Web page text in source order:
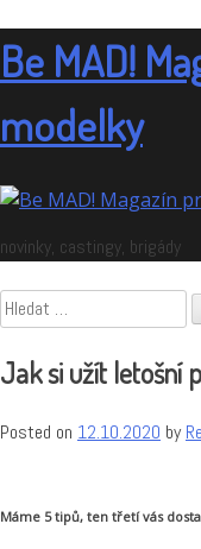
to
content
Be MAD!
modelky
novinky, castingy, brigády
Vyhledávání
Jak si užít letošní
Posted on 12.10.2020 by
Máme 5 tipů, ten třetí vás